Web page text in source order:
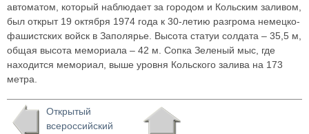
автоматом, который наблюдает за городом и Кольским заливом,
был открыт 19 октября 1974 года к 30-летию разгрома немецко-
фашистских войск в Заполярье. Высота статуи солдата – 35,5 м,
общая высота мемориала – 42 м. Сопка Зеленый мыс, где
находится мемориал, выше уровня Кольского залива на 173
метра.
Открытый
всероссийский